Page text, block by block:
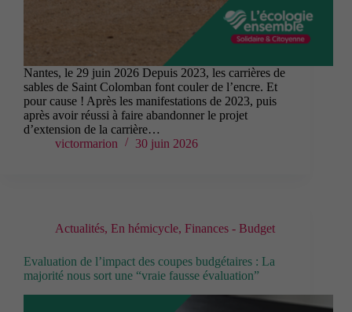
Nantes, le 29 juin 2026 Depuis 2023, les carrières de
sables de Saint Colomban font couler de l’encre. Et
pour cause ! Après les manifestations de 2023, puis
après avoir réussi à faire abandonner le projet
d’extension de la carrière…
victormarion
30 juin 2026
Actualités, En hémicycle, Finances - Budget
Evaluation de l’impact des coupes budgétaires : La
majorité nous sort une “vraie fausse évaluation”